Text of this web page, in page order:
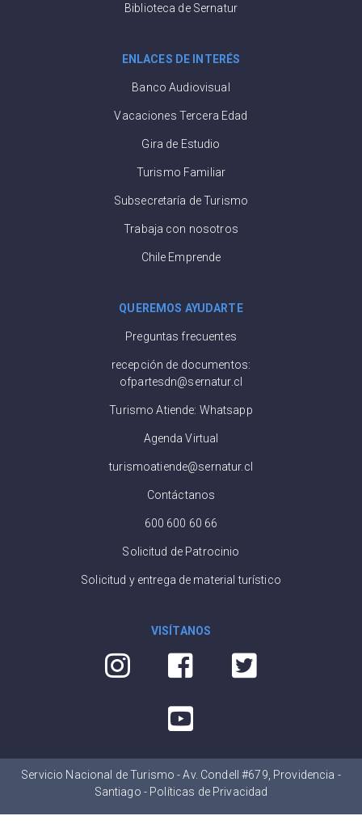
Biblioteca de Sernatur
ENLACES DE INTERÉS
Banco Audiovisual
Vacaciones Tercera Edad
Gira de Estudio
Turismo Familiar
Subsecretaría de Turismo
Trabaja con nosotros
Chile Emprende
QUEREMOS AYUDARTE
Preguntas frecuentes
recepción de documentos:
ofpartesdn@sernatur.cl
Turismo Atiende: Whatsapp
Agenda Virtual
turismoatiende@sernatur.cl
Contáctanos
600 600 60 66
Solicitud de Patrocinio
Solicitud y entrega de material turístico
VISÍTANOS
Servicio Nacional de Turismo - Av. Condell #679, Providencia -
Santiago - Políticas de Privacidad